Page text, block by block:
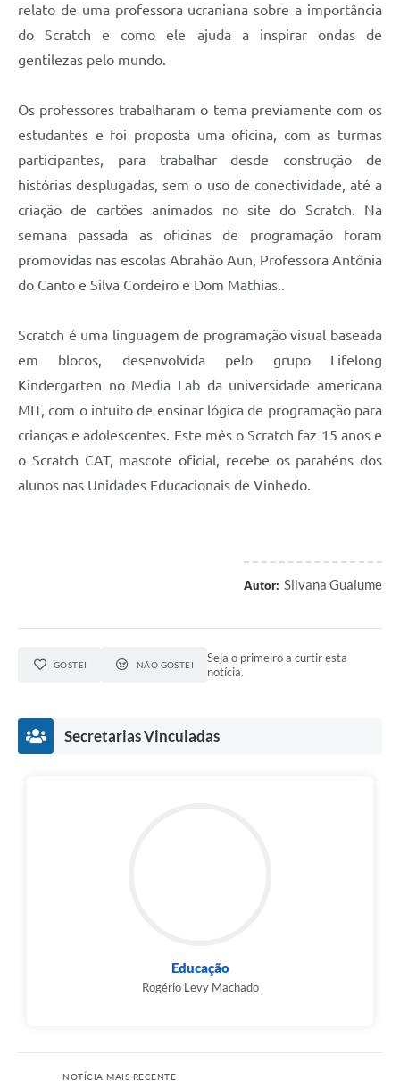
relato de uma professora ucraniana sobre a importância
do Scratch e como ele ajuda a inspirar ondas de
gentilezas pelo mundo.
Os professores trabalharam o tema previamente com os
estudantes e foi proposta uma oficina, com as turmas
participantes, para trabalhar desde construção de
histórias desplugadas, sem o uso de conectividade, até a
criação de cartões animados no site do Scratch. Na
semana passada as oficinas de programação foram
promovidas nas escolas Abrahão Aun, Professora Antônia
do Canto e Silva Cordeiro e Dom Mathias..
Scratch é uma linguagem de programação visual baseada
em blocos, desenvolvida pelo grupo Lifelong
Kindergarten no Media Lab da universidade americana
MIT, com o intuito de ensinar lógica de programação para
crianças e adolescentes. Este mês o Scratch faz 15 anos e
o Scratch CAT, mascote oficial, recebe os parabéns dos
alunos nas Unidades Educacionais de Vinhedo.
Autor: Silvana Guaiume
GOSTEI NÃO GOSTEI
Seja o primeiro a curtir esta
notícia.
Secretarias Vinculadas
Educação
Rogério Levy Machado
NOTÍCIA MAIS RECENTE